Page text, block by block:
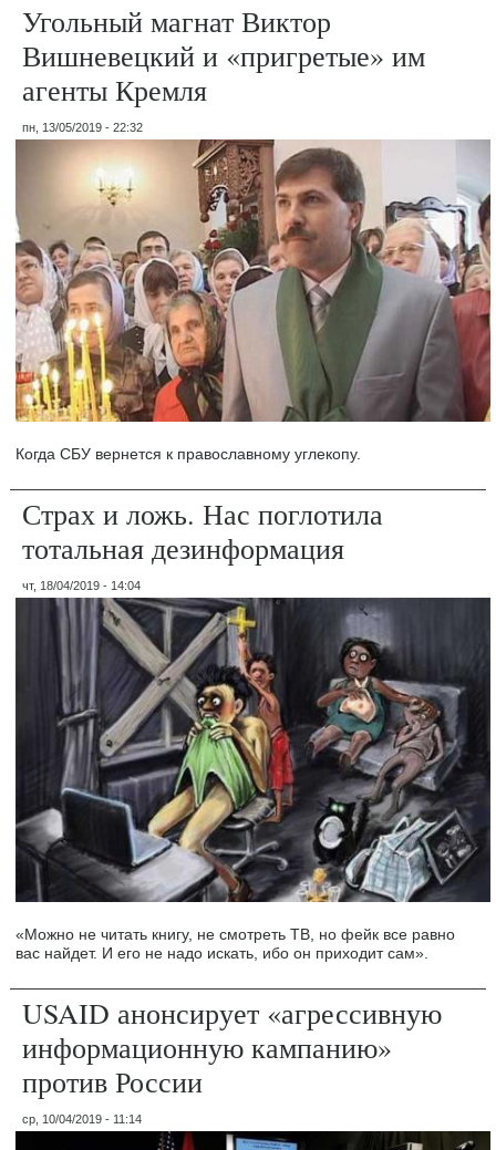
Угольный магнат Виктор
Вишневецкий и «пригретые» им
агенты Кремля
пн, 13/05/2019 - 22:32
Когда СБУ вернется к православному углекопу.
Страх и ложь. Нас поглотила
тотальная дезинформация
чт, 18/04/2019 - 14:04
«Можно не читать книгу, не смотреть ТВ, но фейк все равно
вас найдет. И его не надо искать, ибо он приходит сам».
USAID анонсирует «агрессивную
информационную кампанию»
против России
ср, 10/04/2019 - 11:14